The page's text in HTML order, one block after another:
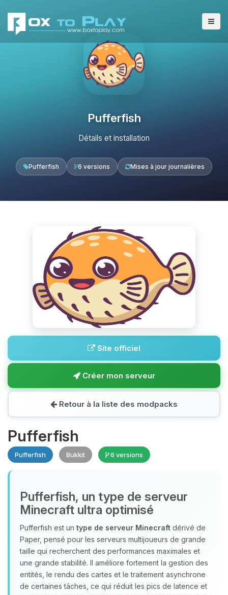
Pufferfish
Détails et installation
Pufferfish 6 versions Mises à jour journalières
Site officiel
Créer mon serveur
Retour à la liste des modpacks
Pufferfish
Pufferfish Bukkit 6 versions
Pufferfish, un type de serveur
Minecraft ultra optimisé
Pufferfish est un type de serveur Minecraft dérivé de
Paper, pensé pour les serveurs multijoueurs de grande
taille qui recherchent des performances maximales et
une grande stabilité. Il améliore fortement la gestion des
entités, le rendu des cartes et le traitement asynchrone
de certaines tâches, ce qui réduit les pics de latence et
Youpi, enfin quelqu’un pour me
parler ! Moi c’est Choupy, ton petit
assistant BoxToPlay. Dis-moi ce dont
tu as besoin et je vais remuer mes
petits circuits pour t’aider.
09/08/2026 à 15:50